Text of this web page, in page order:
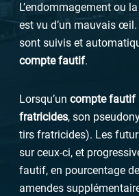
L’endommagement ou
est vu d’un mauvais
sont suivis et
compte fautif.
Lorsqu’un compte fautif
fratricides, son
tirs fratricides). Les
sur ceux-ci, et
fautif, en pourcentage
amendes